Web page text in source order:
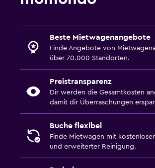
Beste Mietwagenangebote
Finde Angebote von
über 70.000 Standorten.
Preistransparenz
Dir werden die Gesamtkosten
damit dir Überraschungen
Buche flexibel
Finde Mietwagen mit
und erweiterter Reinigung.